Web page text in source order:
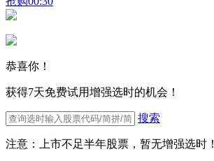
恭喜你！
获得7天免费试用增强选时的机会！
搜索
注意：上市不足半年股票，暂无增强选时！